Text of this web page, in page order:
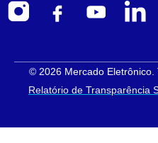
© 2026 Mercado Eletrônico.
Relatório de Transparência